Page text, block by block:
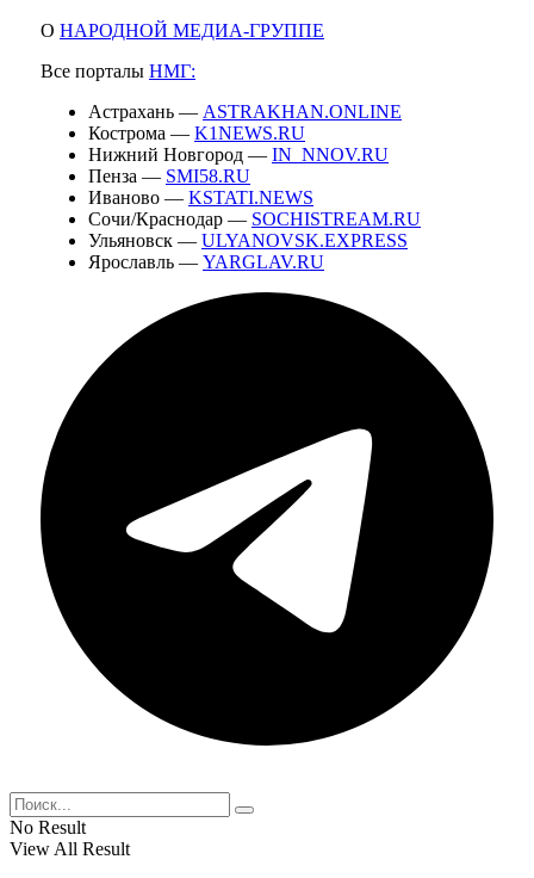
О НАРОДНОЙ МЕДИА-ГРУППЕ
Все порталы НМГ:
Астрахань — ASTRAKHAN.ONLINE
Кострома — K1NEWS.RU
Нижний Новгород — IN_NNOV.RU
Пенза — SMI58.RU
Иваново — KSTATI.NEWS
Сочи/Краснодар — SOCHISTREAM.RU
Ульяновск — ULYANOVSK.EXPRESS
Ярославль — YARGLAV.RU
No Result
View All Result